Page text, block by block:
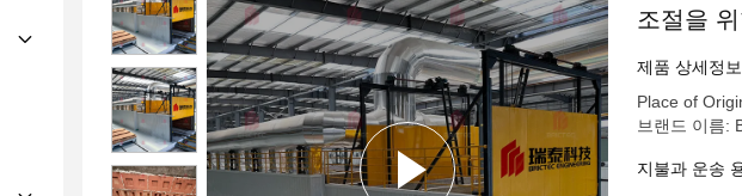
조절을
제품 상세정보
Place of
브랜드 이름:
지불과 운송